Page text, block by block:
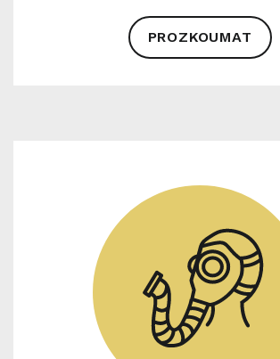
PROZKOUMAT